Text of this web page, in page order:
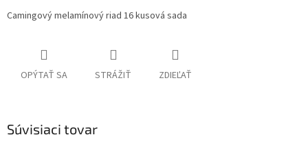
Camingový melamínový riad 16 kusová sada
OPÝTAŤ SA STRÁŽIŤ ZDIEĽAŤ
Súvisiaci tovar